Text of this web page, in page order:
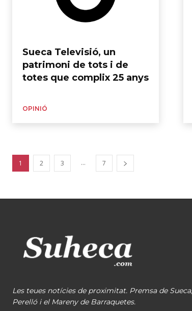
Sueca Televisió, un
patrimoni de tots i de
totes que complix 25 anys
OPINIÓ
1 2 3 ... 7
Les teues notícies de proximitat. Premsa de
Perelló i el Mareny de Barraquetes.